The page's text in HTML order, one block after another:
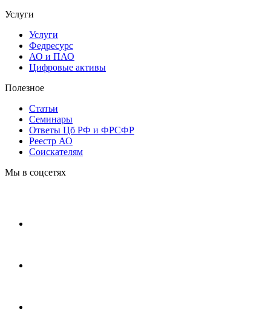
Услуги
Услуги
Федресурс
АО и ПАО
Цифровые активы
Полезное
Статьи
Cеминары
Ответы Цб РФ и ФРСФР
Реестр АО
Соискателям
Мы в соцсетях